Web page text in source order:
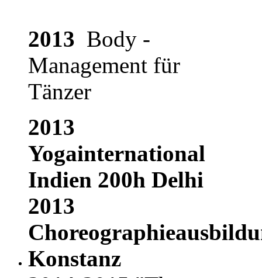
2013 Body -
Management für
Tänzer
2013
Yogainternational
Indien 200h Delhi
2013
Konstanz